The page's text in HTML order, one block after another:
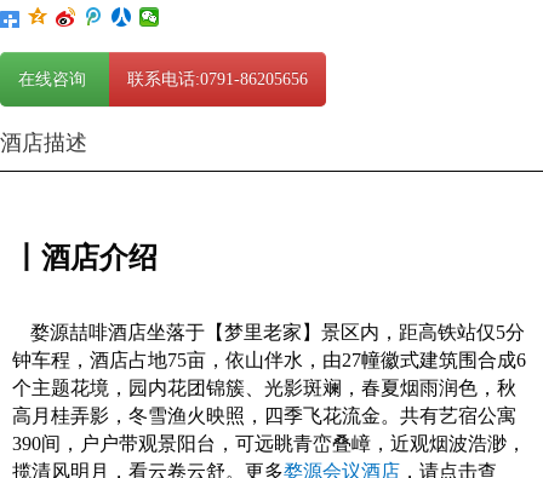
在线咨询 联系电话:0791-86205656
酒店描述
丨酒店介绍
婺源喆啡酒店坐落于【梦里老家】景区内，距高铁站仅5分
钟车程，酒店占地75亩，依山伴水，由27幢徽式建筑围合成6
个主题花境，园内花团锦簇、光影斑斓，春夏烟雨润色，秋
高月桂弄影，冬雪渔火映照，四季飞花流金。共有艺宿公寓
390间，户户带观景阳台，可远眺青峦叠嶂，近观烟波浩渺，
揽清风明月，看云卷云舒。更多婺源会议酒店 ，请点击查